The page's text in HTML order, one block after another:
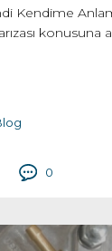
Kendime
konusuna
0